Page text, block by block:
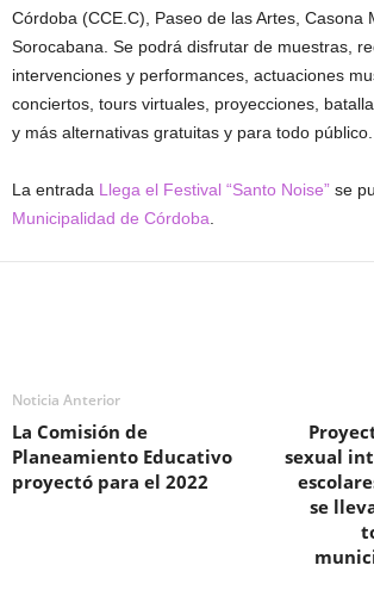
Córdoba (CCE.C), Paseo de las Artes, Casona
Sorocabana. Se podrá disfrutar de muestras,
intervenciones y performances, actuaciones
conciertos, tours virtuales, proyecciones,
y más alternativas gratuitas y para todo público.
La entrada Llega el Festival “Santo Noise” se
Municipalidad de Córdoba
Noticia Anterior
La Comisión de
Planeamiento Educativo
proyectó para el 2022
sexual
se